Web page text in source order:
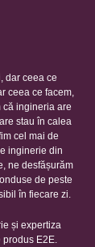
dar ceea ce
ceea ce facem,
că ingineria are
stau în calea
cel mai de
inginerie din
ne desfășurăm
de peste
în fiecare zi.
și expertiza
E2E.